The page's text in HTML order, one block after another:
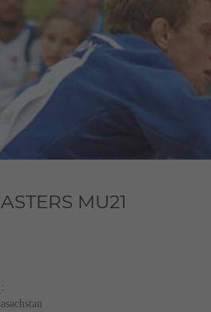
MU21